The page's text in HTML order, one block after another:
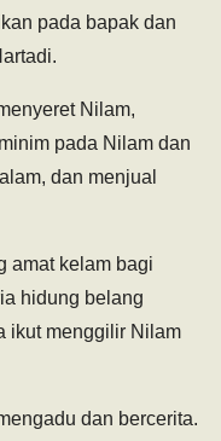
pada bapak dan
Nilam,
pada Nilam dan
dan menjual
amat kelam bagi
hidung belang
ikut menggilir Nilam
dan bercerita.